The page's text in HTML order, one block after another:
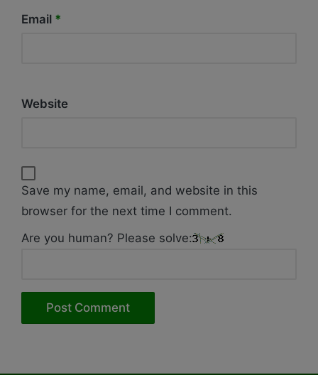
Email *
Website
Save my name, email, and website in this
browser for the next time I comment.
Are you human? Please solve: